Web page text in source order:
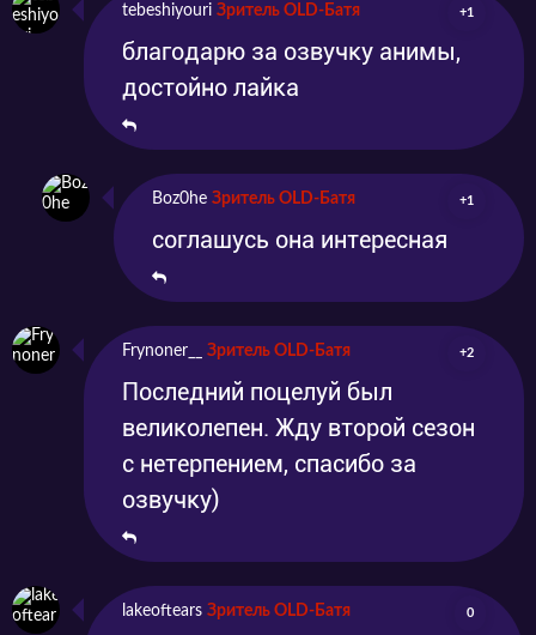
tebeshiyouri Зритель OLD-Батя +1
благодарю за озвучку анимы,
достойно лайка
Boz0he Зритель OLD-Батя +1
соглашусь она интересная
Frynoner__ Зритель OLD-Батя +2
Последний поцелуй был
великолепен. Жду второй сезон
с нетерпением, спасибо за
озвучку)
lakeoftears Зритель OLD-Батя 0